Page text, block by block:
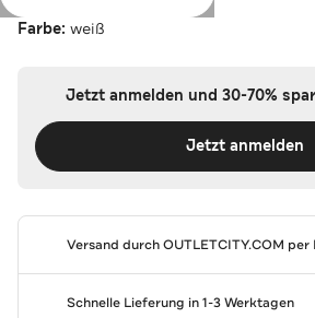
Farbe: weiß
Jetzt anmelden und 30-70%
Jetzt anmelden
Versand durchOUTLETCITY.COM per
Schnelle Lieferung in 1-3 Werktagen